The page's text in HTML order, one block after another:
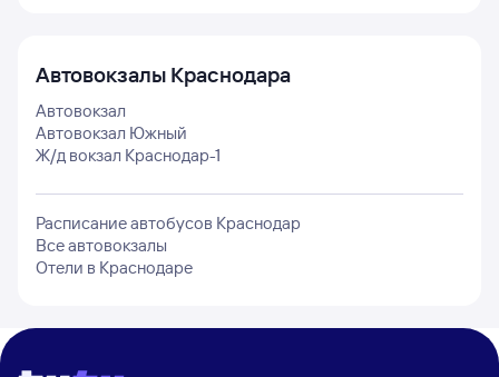
Автовокзалы Краснодара
Автовокзал
Автовокзал Южный
Ж/д вокзал Краснодар-1
Расписание автобусов Краснодар
Все автовокзалы
Отели в Краснодаре